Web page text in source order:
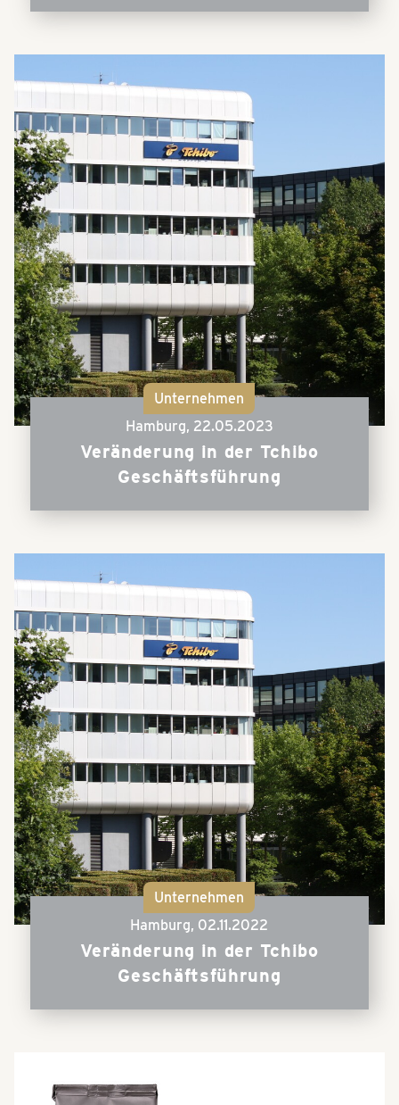
Unternehmen
Hamburg, 22.05.2023
Veränderung in der Tchibo
Geschäftsführung
Unternehmen
Hamburg, 02.11.2022
Veränderung in der Tchibo
Geschäftsführung